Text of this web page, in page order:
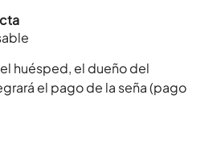
huésped, el dueño del
el pago de la seña (pago